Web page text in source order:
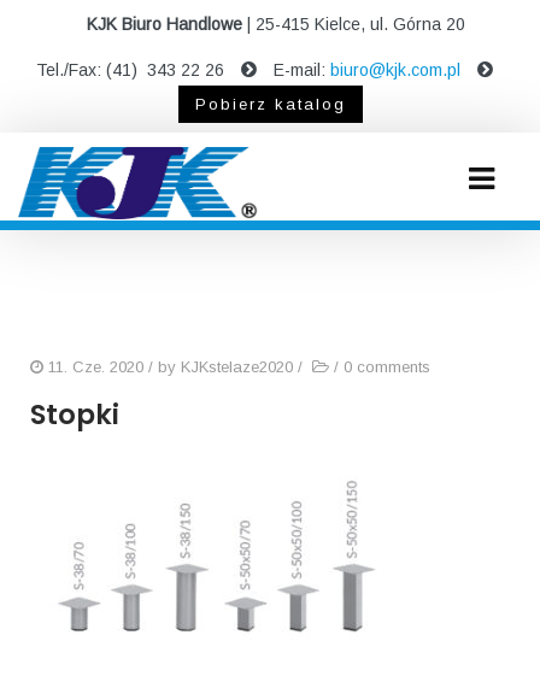
KJK Biuro Handlowe| 25-415 Kielce, ul. Górna 20
Tel./Fax: (41) 343 22 26 E-mail: biuro@kjk.com.pl
Pobierz katalog
11. Cze. 2020 / by KJKstelaze2020 / / 0 comments
Stopki